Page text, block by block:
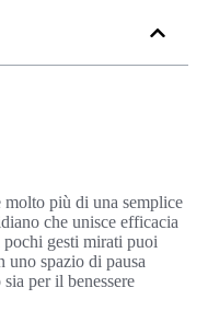
molto più di una semplice
che unisce efficacia
gesti mirati puoi
uno spazio di pausa
per il benessere